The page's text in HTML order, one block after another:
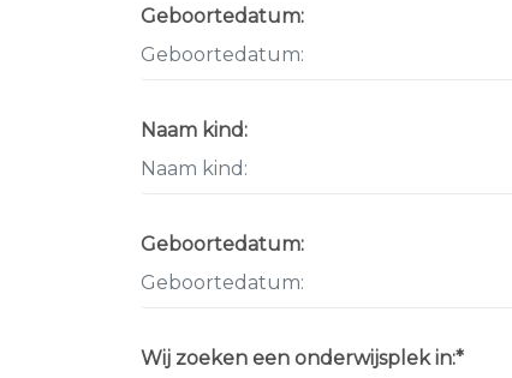
Geboortedatum:
Naam kind:
Geboortedatum:
Wij zoeken een onderwijsplek in:*